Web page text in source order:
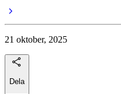
21 oktober, 2025
Dela